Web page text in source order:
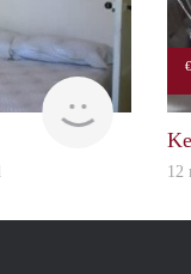
finder
€
12